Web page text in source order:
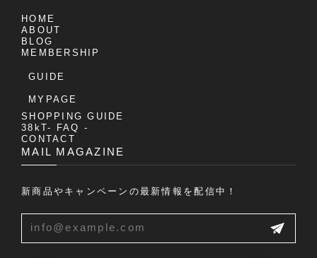
HOME
ABOUT
BLOG
MEMBERSHIP
GUIDE
MYPAGE
SHOPPING GUIDE
38kT- FAQ -
CONTACT
MAIL MAGAZINE
新商品やキャンペーンの最新情報を配信中！